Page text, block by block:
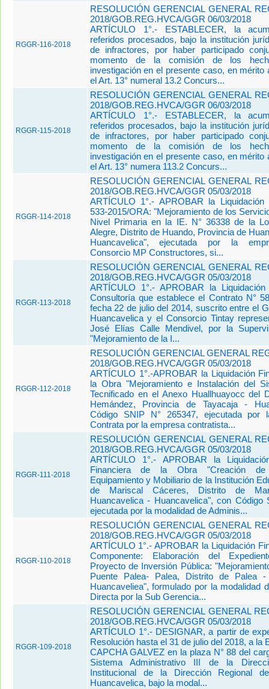
RGGR-116-2018
RESOLUCIÓN GERENCIAL GENERAL
2018/GOB.REG.HVCA/GGR 06/03/2018
ARTÍCULO 1°.- ESTABLECER, la
referidos procesados, bajo la institución
de infractores, por haber participado
momento de la comisión de los
investigación en el presente caso, en mérito
el Art. 13° numeral 13.2 Concurs...
RGGR-115-2018
RESOLUCIÓN GERENCIAL GENERAL
2018/GOB.REG.HVCA/GGR 06/03/2018
ARTÍCULO 1°.- ESTABLECER, la
referidos procesados, bajo la institución
de infractores, por haber participado
momento de la comisión de los
investigación en el presente caso, en mérito
el Art. 13° numera 113.2 Concurs...
RGGR-114-2018
RESOLUCIÓN GERENCIAL GENERAL
2018/GOB.REG.HVCA/GGR 05/03/2018
ARTÍCULO 1°.- APROBAR la
533-2015/ORA: "Mejoramiento de los
Nivel Primaria en la IE. N° 36338 de la
Alegre, Distrito de Huando, Provincia de
Huancavelica", ejecutada por la
Consorcio MP Constructores, si...
RGGR-113-2018
RESOLUCIÓN GERENCIAL GENERAL
2018/GOB.REG.HVCA/GGR 05/03/2018
ARTÍCULO 1°.- APROBAR la
Consultoría que establece el Contrato N°
fecha 22 de julio del 2014, suscrito entre el
Huancavelica y el Consorcio Tintay
José Elías Calle Mendivel, por la
"Mejoramiento de la I...
RGGR-112-2018
RESOLUCIÓN GERENCIAL GENERAL
2018/GOB.REG.HVCA/GGR 05/03/2018
ARTÍCULO 1°.-APROBAR la Liquidación
la Obra "Mejoramiento e Instalación del
Tecnificado en el Anexo Huallhuayocc del
Hemández, Provincia de Tayacaja -
Código SNIP N° 265347, ejecutada por
Contrata por la empresa contratista...
RGGR-111-2018
RESOLUCIÓN GERENCIAL GENERAL
2018/GOB.REG.HVCA/GGR 05/03/2018
ARTÍCULO 1°.- APROBAR la
Financiera de la Obra "Creación de
Equipamiento y Mobiliario de la Institución
de Mariscal Cáceres, Distrito de
Huancavelica - Huancavelica", con Código
ejecutada por la modalidad de Adminis...
RGGR-110-2018
RESOLUCIÓN GERENCIAL GENERAL
2018/GOB.REG.HVCA/GGR 05/03/2018
ARTÍCULO 1°.- APROBAR la Liquidación
Componente: Elaboración del
Proyecto de Inversión Pública:
Puente Palea- Palea, Distrito de Palea
Huancaveliea", formulado por la modalidad
Directa por la Sub Gerencia...
RGGR-109-2018
RESOLUCIÓN GERENCIAL GENERAL
2018/GOB.REG.HVCA/GGR 05/03/2018
ARTÍCULO 1°.- DESIGNAR, a partir de
Resolución hasta el 31 de julio del 2018, a la
CAPCHA GALVEZ en la plaza N° 88 del
Sistema Administrativo III de la
Institucional de la Dirección Regional
Huancavelica, bajo la modal...